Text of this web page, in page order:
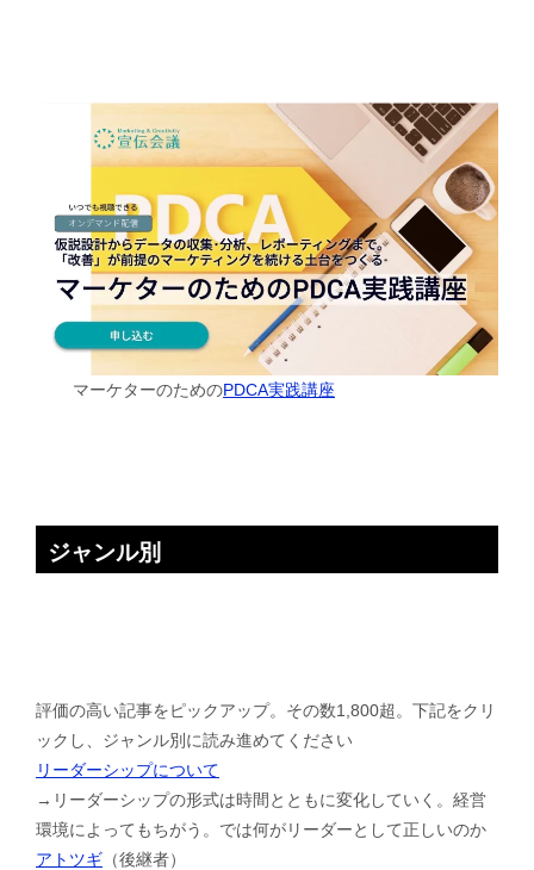
マーケターのためのPDCA実践講座
ジャンル別
評価の高い記事をピックアップ。その数1,800超。下記をクリ
ックし、ジャンル別に読み進めてください
リーダーシップについて
→リーダーシップの形式は時間とともに変化していく。経営
環境によってもちがう。では何がリーダーとして正しいのか
アトツギ （後継者）